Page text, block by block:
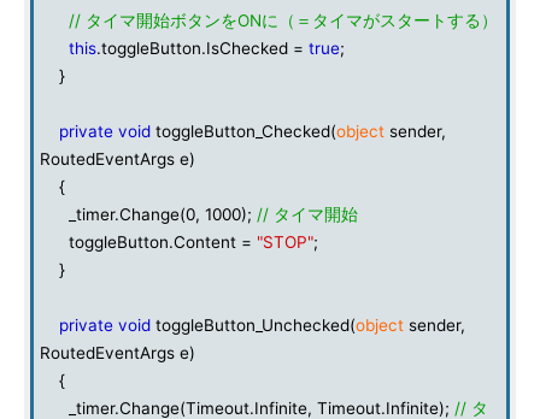
// タイマ開始ボタンをONに（＝タイマがスタートする）
this.toggleButton.IsChecked = true;
}
private void toggleButton_Checked(object sender,
RoutedEventArgs e)
{
_timer.Change(0, 1000); // タイマ開始
toggleButton.Content = "STOP";
}
private void toggleButton_Unchecked(object sender,
RoutedEventArgs e)
{
_timer.Change(Timeout.Infinite, Timeout.Infinite); // タ